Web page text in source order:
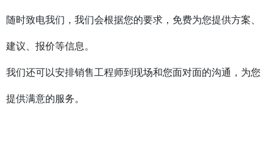
随时致电我们，我们会根据您的要求，免费为您提供方案、
建议、报价等信息。
我们还可以安排销售工程师到现场和您面对面的沟通，为您
提供满意的服务。